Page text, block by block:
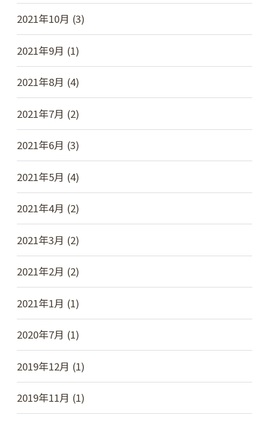
2021年10月 (3)
2021年9月 (1)
2021年8月 (4)
2021年7月 (2)
2021年6月 (3)
2021年5月 (4)
2021年4月 (2)
2021年3月 (2)
2021年2月 (2)
2021年1月 (1)
2020年7月 (1)
2019年12月 (1)
2019年11月 (1)